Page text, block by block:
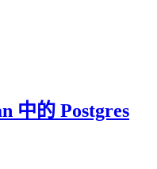
中的 Postgres